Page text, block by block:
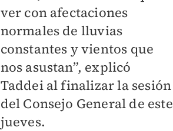
ver con afectaciones
normales de lluvias
constantes y vientos que
nos asustan”, explicó
Taddei al finalizar la sesión
del Consejo General de este
jueves.